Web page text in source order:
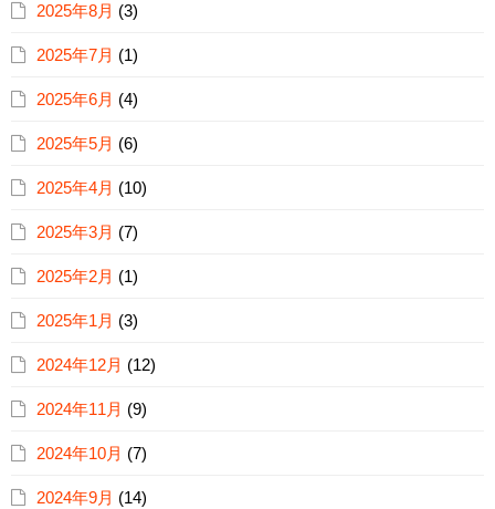
2025年8月 (3)
2025年7月 (1)
2025年6月 (4)
2025年5月 (6)
2025年4月 (10)
2025年3月 (7)
2025年2月 (1)
2025年1月 (3)
2024年12月 (12)
2024年11月 (9)
2024年10月 (7)
2024年9月 (14)